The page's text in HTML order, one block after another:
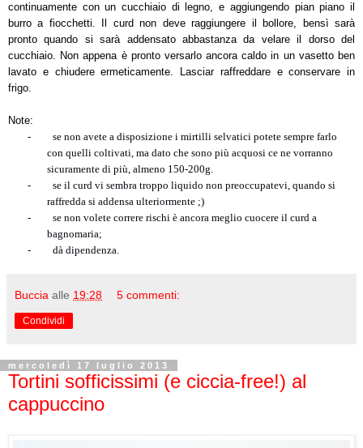
continuamente con un cucchiaio di legno, e aggiungendo pian piano il
burro a fiocchetti. Il curd non deve raggiungere il bollore, bensì sarà
pronto quando si sarà addensato abbastanza da velare il dorso del
cucchiaio. Non appena è pronto versarlo ancora caldo in un vasetto ben
lavato e chiudere ermeticamente. Lasciar raffreddare e conservare in
frigo.
Note:
-
se non avete a disposizione i mirtilli selvatici potete sempre farlo
con quelli coltivati, ma dato che sono più acquosi ce ne vorranno
sicuramente di più, almeno 150-200g.
-
se il curd vi sembra troppo liquido non preoccupatevi, quando si
raffredda si addensa ulteriormente ;)
-
se non volete correre rischi è ancora meglio cuocere il curd a
bagnomaria;
-
dà dipendenza.
Buccia alle 19:28 5 commenti:
Condividi
mercoledì 17 luglio 2013
Tortini sofficissimi (e ciccia-free!) al
cappuccino